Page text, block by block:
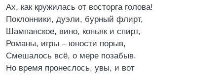
Ах, как кружилась от восторга голова!
Поклонники, дуэли, бурный флирт,
Шампанское, вино, коньяк и спирт,
Романы, игры – юности порыв,
Смешалось всё, о мере позабыв.
Но время пронеслось, увы, и вот